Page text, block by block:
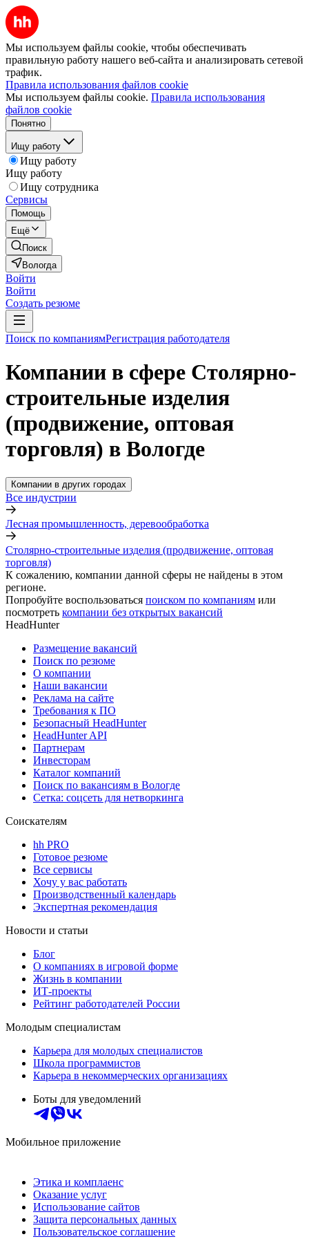
Мы используем файлы cookie, чтобы обеспечивать
правильную работу нашего веб-сайта и анализировать сетевой
трафик.
Правила использования файлов cookie
Мы используем файлы cookie. Правила использования
файлов cookie
Понятно
Ищу работу
Ищу работу
Ищу работу
Ищу сотрудника
Сервисы
Помощь
Ещё
Поиск
Вологда
Войти
Войти
Создать резюме
Поиск по компаниямРегистрация работодателя
Компании в сфере Столярно-
строительные изделия
(продвижение, оптовая
торговля) в Вологде
Компании в других городах
Все индустрии
Лесная промышленность, деревообработка
Столярно-строительные изделия (продвижение, оптовая
торговля)
К сожалению, компании данной сферы не найдены в этом
регионе.
Попробуйте воспользоваться поиском по компаниям или
посмотреть компании без открытых вакансий
HeadHunter
Размещение вакансий
Поиск по резюме
О компании
Наши вакансии
Реклама на сайте
Требования к ПО
Безопасный HeadHunter
HeadHunter API
Партнерам
Инвесторам
Каталог компаний
Поиск по вакансиям в Вологде
Сетка: соцсеть для нетворкинга
Соискателям
hh PRO
Готовое резюме
Все сервисы
Хочу у вас работать
Производственный календарь
Экспертная рекомендация
Новости и статьи
Блог
О компаниях в игровой форме
Жизнь в компании
ИТ-проекты
Рейтинг работодателей России
Молодым специалистам
Карьера для молодых специалистов
Школа программистов
Карьера в некоммерческих организациях
Боты для уведомлений
Мобильное приложение
Этика и комплаенс
Оказание услуг
Использование сайтов
Защита персональных данных
Пользовательское соглашение